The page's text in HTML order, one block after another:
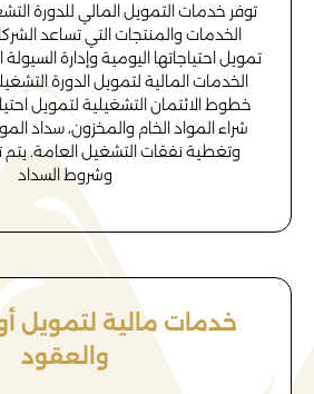
توفر خدمات التمويل المالي للدورة
الخدمات والمنتجات التي تساعد
تمويل احتياجاتها اليومية وإدارة
الخدمات المالية لتمويل الدورة
خطوط الائتمان التشغيلية لتمويل
شراء المواد الخام والمخزون، سداد
وتغطية نفقات التشغيل العامة. يتم
وشروط السداد
خدمات مالية لتمويل
والعقود